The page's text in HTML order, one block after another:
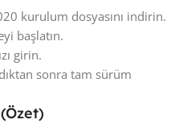
kurulum dosyasını indirin.
başlatın.
girin.
sonra tam sürüm